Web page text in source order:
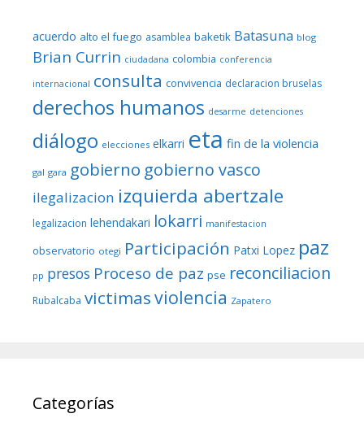
acuerdo alto el fuego asamblea baketik Batasuna blog
Brian Currin ciudadana colombia conferencia
internacional consulta convivencia declaracion bruselas
derechos humanos desarme detenciones
diálogo elecciones elkarri eta fin de la violencia
gal gara gobierno gobierno vasco
ilegalizacion izquierda abertzale
legalizacion lehendakari lokarri manifestacion
observatorio otegi Participación Patxi Lopez paz
pp presos Proceso de paz pse reconciliacion
Rubalcaba victimasviolencia Zapatero
Categorías